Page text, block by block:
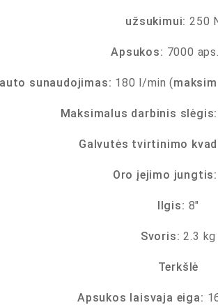
užsukimui: 250
Apsukos: 7000
sunaudojimas: 180 l/min (
Maksimalus darbinis slėgis:
Galvutės tvirtinimo
Oro įejimo jungtis:
Ilgis: 8″
Svoris: 2.3 kg
Terkšlė
Apsukos laisvaja eiga: